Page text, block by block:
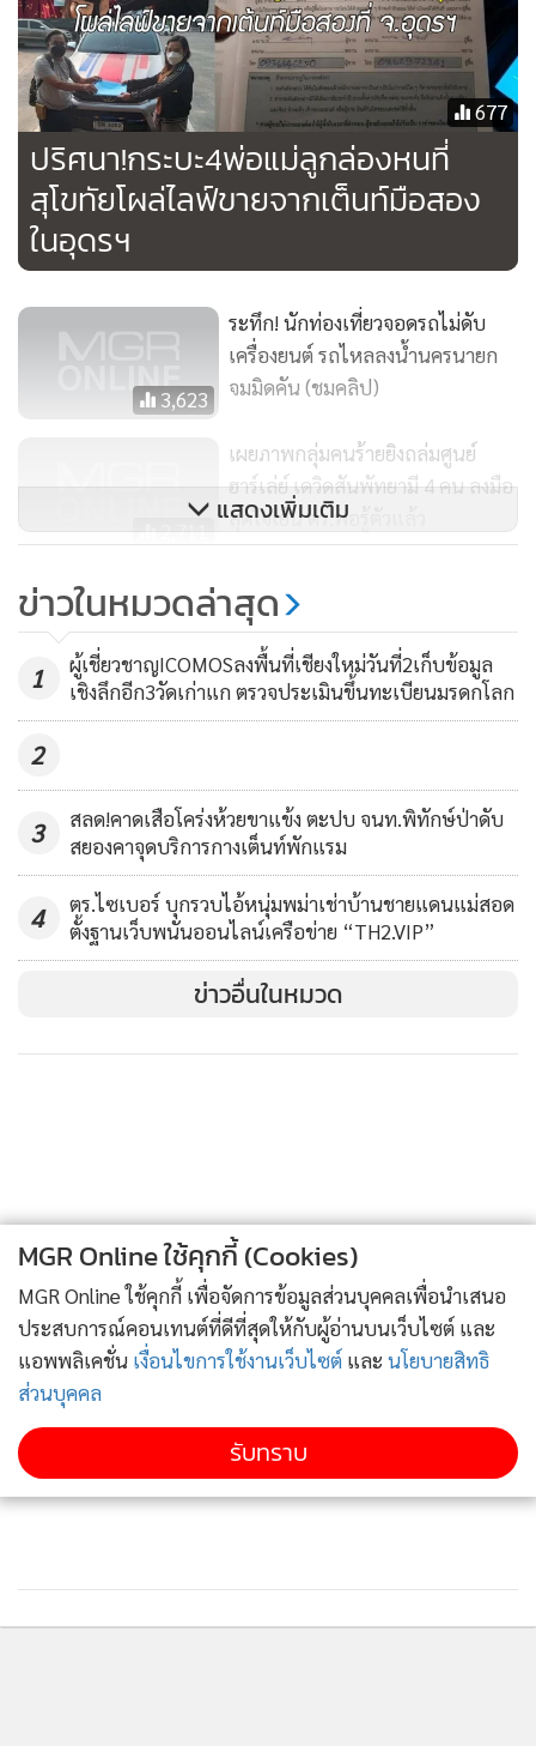
677
ปริศนา!กระบะ4พ่อแม่ลูกล่องหนที่
สุโขทัยโผล่ไลฟ์ขายจากเต็นท์มือสอง
ในอุดรฯ
3,623
ระทึก! นักท่องเที่ยวจอดรถไม่ดับ
เครื่องยนต์ รถไหลลงน้ำนครนายก
จมมิดคัน (ชมคลิป)
2,711
เผยภาพกลุ่มคนร้ายยิงถล่มศูนย์
ฮาร์เล่ย์ เดวิดสันพัทยามี 4 คน ลงมือ
สุดใจเย็น ตร.พอรู้ตัวแล้ว
5,582
ฆาตกรรมไม่ใช่อุบัติเหตุ เชื่อมี
ขบวนการสร้างหลักฐานเท็จ
แสดงเพิ่มเติม
ข่าวในหมวดล่าสุด
1
ผู้เชี่ยวชาญICOMOSลงพื้นที่เชียงใหม่วันที่2เก็บข้อมูล
เชิงลึกอีก3วัดเก่าแก ตรวจประเมินขึ้นทะเบียนมรดกโลก
2
3
สลด!คาดเสือโคร่งห้วยขาแข้ง ตะปบ จนท.พิทักษ์ป่าดับ
สยองคาจุดบริการกางเต็นท์พักแรม
4
ตร.ไซเบอร์ บุกรวบไอ้หนุ่มพม่าเช่าบ้านชายแดนแม่สอด
ตั้งฐานเว็บพนันออนไลน์เครือข่าย “TH2.VIP”
ข่าวอื่นในหมวด
MGR Online ใช้คุกกี้ (Cookies)
MGR Online ใช้คุกกี้ เพื่อจัดการข้อมูลส่วนบุคคลเพื่อนำเสนอ
ประสบการณ์คอนเทนต์ที่ดีที่สุดให้กับผู้อ่านบนเว็บไซต์ และ
แอพพลิเคชั่น เงื่อนไขการใช้งานเว็บไซต์ และ นโยบายสิทธิ
ส่วนบุคคล
รับทราบ